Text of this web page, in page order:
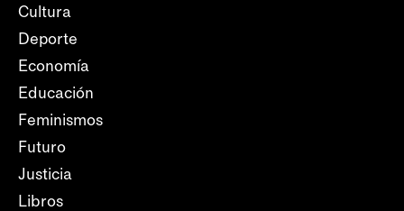
Cultura
Deporte
Economía
Educación
Feminismos
Futuro
Justicia
Libros